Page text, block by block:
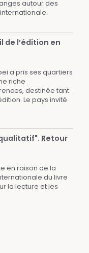
autour des
de l’édition en
a pris ses quartiers
riche
destinée tant
Le pays invité
Retour
en raison de la
du livre
la lecture et les